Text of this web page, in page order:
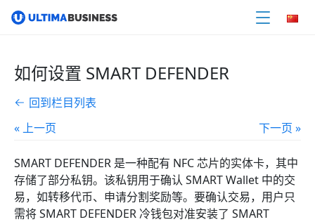
如何设置 SMART DEFENDER
回到栏目列表
« 上一页
下一页 »
SMART DEFENDER 是一种配有 NFC 芯片的实体卡，其中
存储了部分私钥。该私钥用于确认 SMART Wallet 中的交
易，如转移代币、申请分割奖励等。要确认交易，用户只
需将 SMART DEFENDER 冷钱包对准安装了 SMART